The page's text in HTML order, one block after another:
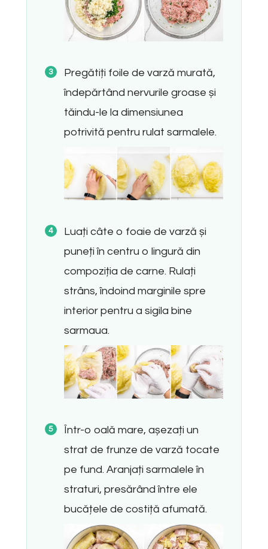
Pregătiți foile de varză murată,
îndepărtând nervurile groase și
tăindu-le la dimensiunea
potrivită pentru rulat sarmalele.
Luați câte o foaie de varză și
puneți în centru o lingură din
compoziția de carne. Rulați
strâns, îndoind marginile spre
interior pentru a sigila bine
sarmaua.
Într-o oală mare, așezați un
strat de frunze de varză tocate
pe fund. Aranjați sarmalele în
straturi, presărând între ele
bucățele de costiță afumată.